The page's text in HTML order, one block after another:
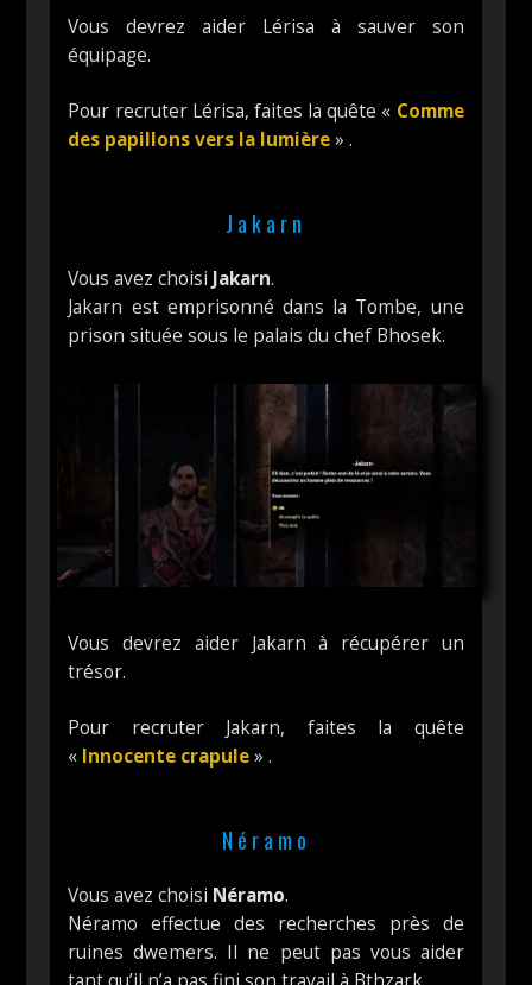
Vous devrez aider Lérisa à sauver son
équipage.
Pour recruter Lérisa, faites la quête « Comme
des papillons vers la lumière» .
Jakarn
Vous avez choisi Jakarn.
Jakarn est emprisonné dans la Tombe, une
prison située sous le palais du chef Bhosek.
Vous devrez aider Jakarn à récupérer un
trésor.
Pour recruter Jakarn, faites la quête
« Innocente crapule» .
Néramo
Vous avez choisi Néramo.
Néramo effectue des recherches près de
ruines dwemers. Il ne peut pas vous aider